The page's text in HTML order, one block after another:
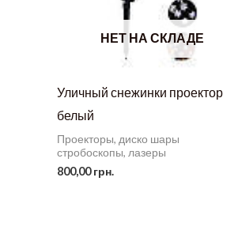
НЕТ НА СКЛАДЕ
Уличный снежинки проектор
белый
Проекторы, диско шары
стробоскопы, лазеры
800,00грн.